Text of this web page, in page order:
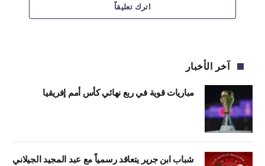
اترك تعليقاً
آخر الأخبار
مباريات قوية في ربع نهائي كأس أمم إفريقيا
شباب ابن جرير يتعاقد رسمياً مع عبد المجيد الجيلاني